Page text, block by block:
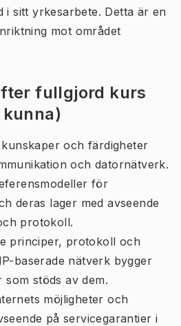
i sitt yrkesarbete. Detta är en
mot området
fullgjord kurs
och färdigheter
och datornätverk.
för
deras lager med avseende
protokoll.
principer, protokoll och
baserade nätverk bygger
som stöds av dem.
möjligheter och
på servicegarantier i